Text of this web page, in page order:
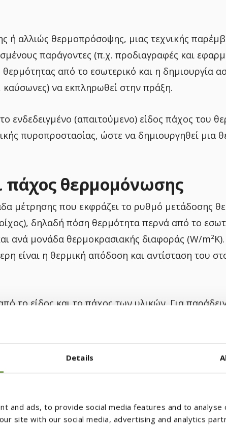
Details
and ads, to provide social media features and to analyse
site with our social media, advertising and analytics
ή αλλιώς θερμοπρόσοψης, μιας τεχνικής
παράγοντες (π.χ. προδιαγραφές και
από το εσωτερικό και η δημιουργία
καύσωνες) να εκπληρωθεί στην πράξη.
ενδεδειγμένο (απαιτούμενο) είδος πάχος του
πυροπροστασίας, ώστε να δημιουργηθεί μια
πάχος θερμομόνωσης
μέτρησης που εκφράζει το ρυθμό μετάδοσης
δηλαδή πόση θερμότητα περνά από το
ανά μονάδα θερμοκρασιακής διαφοράς (W/
είναι η θερμική απόδοση και αντίσταση του
το είδος και το πάχος των υλικών. Για
0,035 W/mK, η τιμή της θερμοπερατότητας
) = 0,035W/mK δεν επιλέχθηκε τυχαία. Τόσο